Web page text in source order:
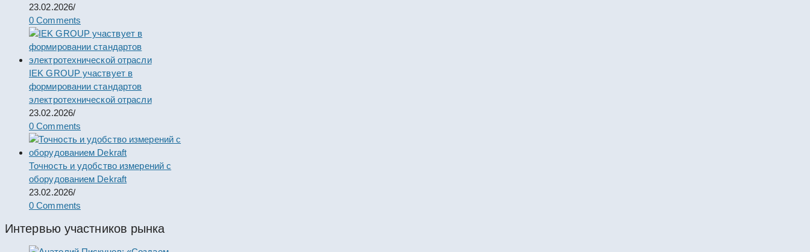
23.02.2026/
0 Comments
IEK GROUP участвует в
формировании стандартов
электротехнической отрасли
23.02.2026/
0 Comments
Точность и удобство измерений с
оборудованием Dekraft
23.02.2026/
0 Comments
Интервью участников рынка